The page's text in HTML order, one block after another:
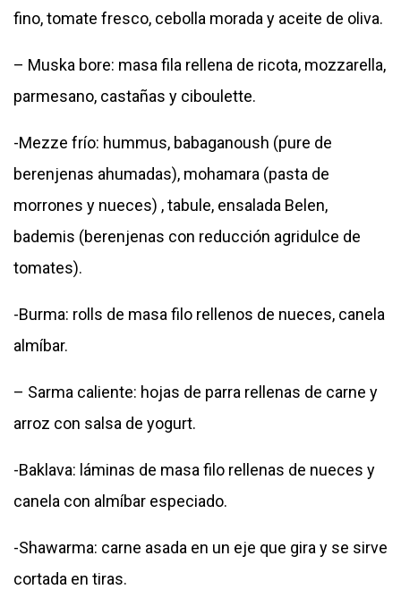
fino, tomate fresco, cebolla morada y aceite de oliva.
– Muska bore: masa fila rellena de ricota, mozzarella,
parmesano, castañas y ciboulette.
-Mezze frío: hummus, babaganoush (pure de
berenjenas ahumadas), mohamara (pasta de
morrones y nueces) , tabule, ensalada Belen,
bademis (berenjenas con reducción agridulce de
tomates).
-Burma: rolls de masa filo rellenos de nueces, canela
almíbar.
– Sarma caliente: hojas de parra rellenas de carne y
arroz con salsa de yogurt.
-Baklava: láminas de masa filo rellenas de nueces y
canela con almíbar especiado.
-Shawarma: carne asada en un eje que gira y se sirve
cortada en tiras.